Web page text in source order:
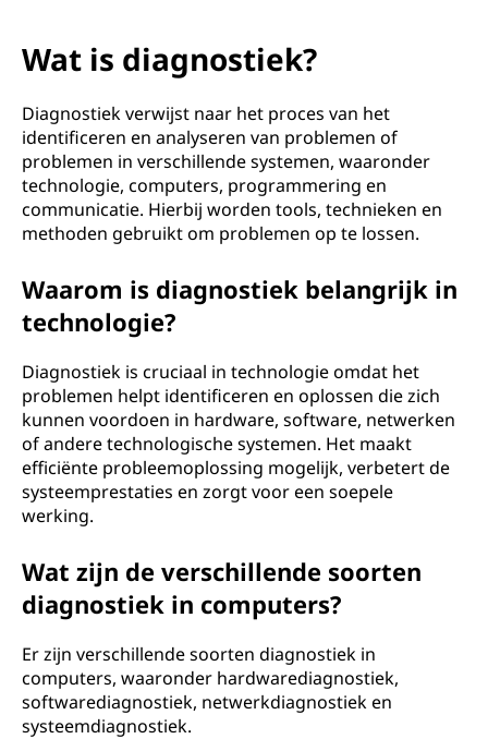
Wat is diagnostiek?
Diagnostiek verwijst naar het proces van het
identificeren en analyseren van problemen of
problemen in verschillende systemen, waaronder
technologie, computers, programmering en
communicatie. Hierbij worden tools, technieken en
methoden gebruikt om problemen op te lossen.
Waarom is diagnostiek belangrijk in
technologie?
Diagnostiek is cruciaal in technologie omdat het
problemen helpt identificeren en oplossen die zich
kunnen voordoen in hardware, software, netwerken
of andere technologische systemen. Het maakt
efficiënte probleemoplossing mogelijk, verbetert de
systeemprestaties en zorgt voor een soepele
werking.
Wat zijn de verschillende soorten
diagnostiek in computers?
Er zijn verschillende soorten diagnostiek in
computers, waaronder hardwarediagnostiek,
softwarediagnostiek, netwerkdiagnostiek en
systeemdiagnostiek.